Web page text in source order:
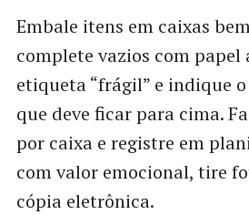
Embale itens em caixas
complete vazios com papel
etiqueta “frágil” e indique
que deve ficar para cima.
por caixa e registre em
com valor emocional, tire
cópia eletrônica.